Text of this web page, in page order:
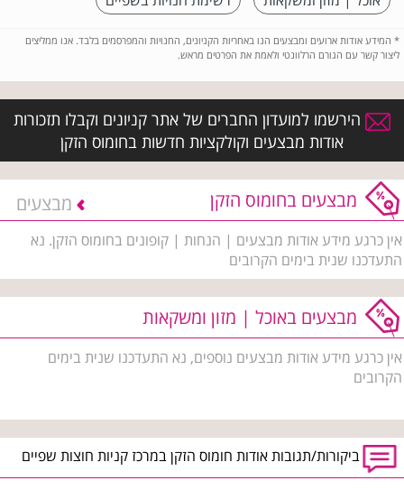
* המידע אודות ארועים ומבצעים הנו באחריות הקניונים, החנויות והמפרסמים בלבד. אנו ממליצים
ליצור קשר עם הגורם הרלוונטי ולאמת את הפרטים מראש.
הירשמו למועדון החברים של אתר קניונים וקבלו תזכורות
אודות מבצעים וקולקציות חדשות בחומוס הזקן
מבצעים בחומוס הזקן מבצעים
אין כרגע מידע אודות מבצעים | הנחות | קופונים בחומוס הזקן. נא
התעדכנו שנית בימים הקרובים
מבצעים באוכל | מזון ומשקאות
אין כרגע מידע אודות מבצעים נוספים, נא התעדכנו שנית בימים
הקרובים
ביקורות/תגובות אודות חומוס הזקן במרכז קניות חוצות שפיים